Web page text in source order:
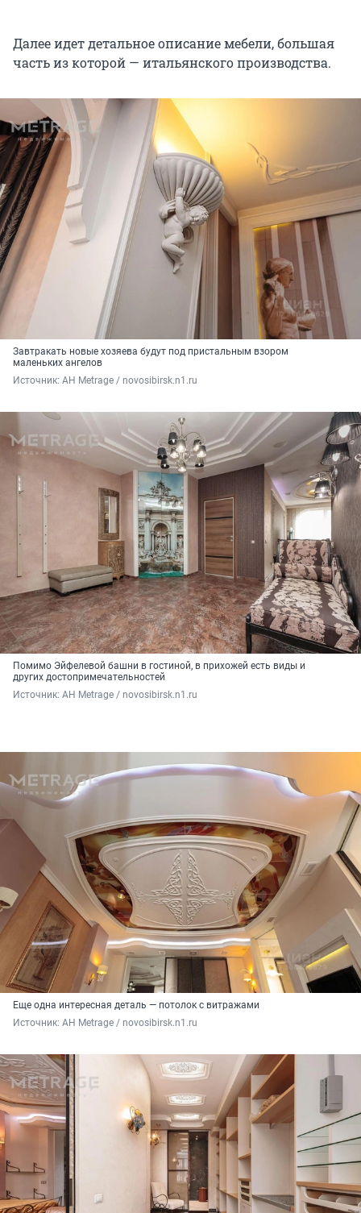
Далее идет детальное описание мебели, большая
часть из которой — итальянского производства.
Завтракать новые хозяева будут под пристальным взором
маленьких ангелов
Источник: АН Metrage / novosibirsk.n1.ru
Помимо Эйфелевой башни в гостиной, в прихожей есть виды и
других достопримечательностей
Источник: АН Metrage / novosibirsk.n1.ru
Еще одна интересная деталь — потолок с витражами
Источник: АН Metrage / novosibirsk.n1.ru